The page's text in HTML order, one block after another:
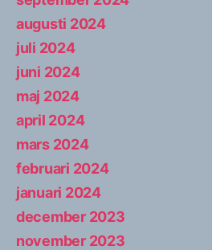
augusti 2024
juli 2024
juni 2024
maj 2024
april 2024
mars 2024
februari 2024
januari 2024
december 2023
november 2023